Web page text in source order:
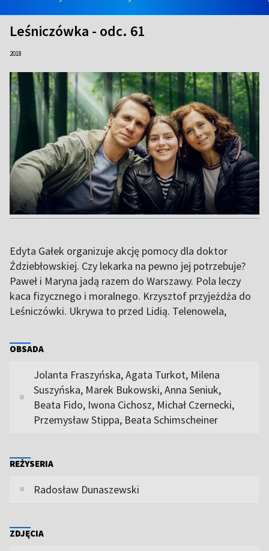
Leśniczówka - odc. 61
2018
Edyta Gałek organizuje akcję pomocy dla doktor
Ździebłowskiej. Czy lekarka na pewno jej potrzebuje?
Paweł i Maryna jadą razem do Warszawy. Pola leczy
kaca fizycznego i moralnego. Krzysztof przyjeżdża do
Leśniczówki. Ukrywa to przed Lidią. Telenowela,
OBSADA
Jolanta Fraszyńska, Agata Turkot, Milena
Suszyńska, Marek Bukowski, Anna Seniuk,
Beata Fido, Iwona Cichosz, Michał Czernecki,
Przemysław Stippa, Beata Schimscheiner
REŻYSERIA
Radosław Dunaszewski
ZDJĘCIA